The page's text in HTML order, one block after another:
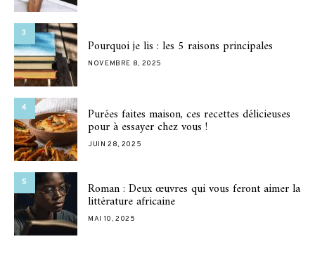
3
Pourquoi je lis : les 5 raisons principales
NOVEMBRE 8, 2025
4 Purées faites maison, ces recettes délicieuses
pour à essayer chez vous !
JUIN 28, 2025
5 Roman : Deux œuvres qui vous feront aimer la
littérature africaine
MAI 10, 2025